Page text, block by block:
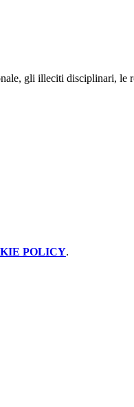
gli illeciti disciplinari, le
POLICY.